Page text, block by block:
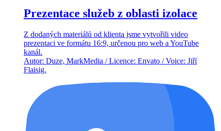
Prezentace služeb z oblasti izolace
Z dodaných materiálů od klienta jsme vytvořili video
prezentaci ve formátu 16:9, určenou pro web a YouTube
kanál.
Autor: Duze, MarkMedia / Licence: Envato / Voice: Jiří
Flaisig.